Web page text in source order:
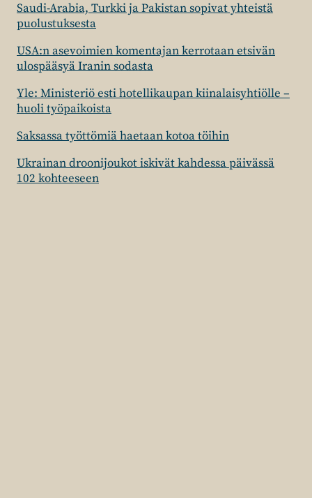
Saudi-Arabia, Turkki ja Pakistan sopivat yhteistä
puolustuksesta
USA:n asevoimien komentajan kerrotaan etsivän
ulospääsyä Iranin sodasta
Yle: Ministeriö esti hotellikaupan kiinalaisyhtiölle –
huoli työpaikoista
Saksassa työttömiä haetaan kotoa töihin
Ukrainan droonijoukot iskivät kahdessa päivässä
102 kohteeseen